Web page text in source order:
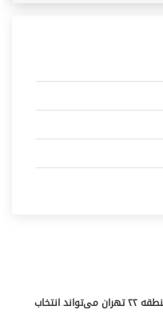
🏡 چرا خرید آپارتمان آماده در منطقه ۲۲ تهران می‌تواند انتخاب